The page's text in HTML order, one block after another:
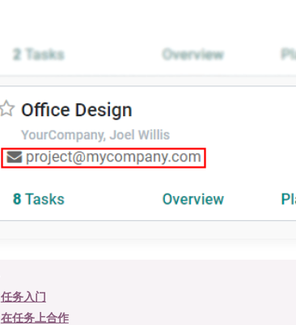
任务入门
在任务上合作